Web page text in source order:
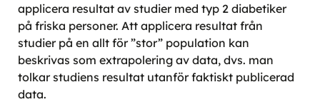
applicera resultat av studier med typ 2 diabetiker
på friska personer. Att applicera resultat från
studier på en allt för ”stor” population kan
beskrivas som extrapolering av data, dvs. man
tolkar studiens resultat utanför faktiskt publicerad
data.